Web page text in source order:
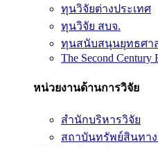
ทุนวิจัยต่างประเทศ
ทุนวิจัย สบจ.
ทุนสนับสนุนยุทธศา
The Second Century
หน่วยงานด้านการวิจัย
สำนักบริหารวิจัย
สถาบันทรัพย์สินทา